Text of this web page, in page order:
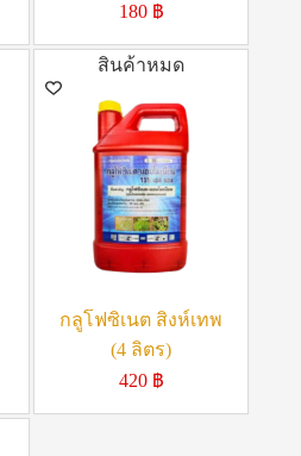
180 ฿
สินค้าหมด
กลูโฟซิเนต สิงห์เทพ
(4 ลิตร)
420 ฿